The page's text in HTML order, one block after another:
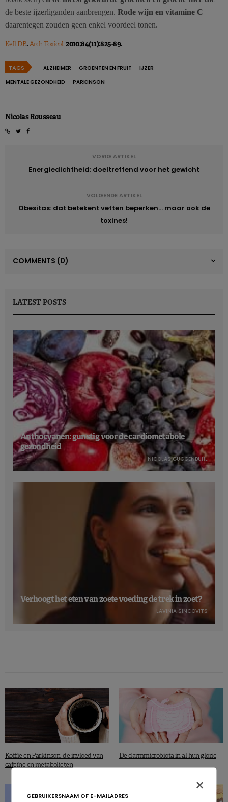
de beste ijzerliganden aanbrengen. Rode wijn en vitamine C
daarentegen zouden geen enkel voordeel tonen.
Kell DB.Arch Toxicol.2010;84(11):825-89.
TAGS ALZHEIMER GROENTEN EN FRUIT
IJZER
MENTALE GEZONDHEID
PARKINSON
Nicolas Rousseau
VORIG ARTIKEL
Energiedichtheid: doeltreffend voor het gewicht
VOLGENDE ARTIKEL
Obesitas: dat betekent vetten beperken... maar ook de
toxines!
COMMENTS (0)
LATEST POSTS
Anthocyanen: gunstig voor de cardiometabole
gezondheid
NICOLAS GUGGENBÜHL
Verhoogt het eten van zoete voeding de trek in zoet?
LAVINIA SINCOVITS
Koffie en Parkinson: de invloed van
cafeïne en metabolieten
De darmmicrobiota in al hun glorie
×
GEBRUIKERSNAAM OF E-MAILADRES